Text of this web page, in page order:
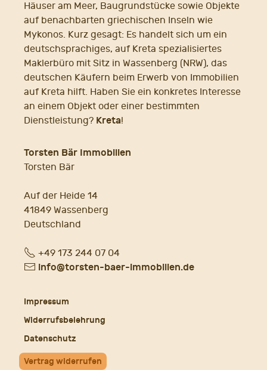
Häuser am Meer, Baugrundstücke sowie Objekte
auf benachbarten griechischen Inseln wie
Mykonos. Kurz gesagt: Es handelt sich um ein
deutschsprachiges, auf Kreta spezialisiertes
Maklerbüro mit Sitz in Wassenberg (NRW), das
deutschen Käufern beim Erwerb von Immobilien
auf Kreta hilft. Haben Sie ein konkretes Interesse
an einem Objekt oder einer bestimmten
Dienstleistung? Kreta!
Torsten Bär Immobilien
Torsten Bär
Auf der Heide 14
41849 Wassenberg
Deutschland
Fon+49 173 244 07 04
E- info@torsten-baer-immobilien.de
Impressum
Widerrufsbelehrung
Datenschutz
Vertrag widerrufen